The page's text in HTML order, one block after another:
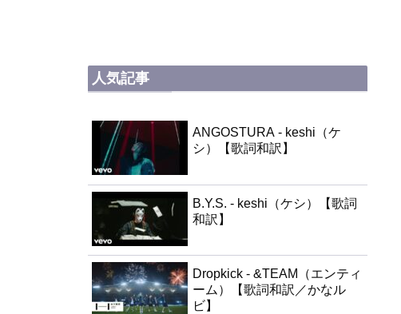
人気記事
ANGOSTURA - keshi（ケ
シ）【歌詞和訳】
B.Y.S. - keshi（ケシ）【歌詞
和訳】
Dropkick - &TEAM（エンティ
ーム）【歌詞和訳／かなル
ビ】